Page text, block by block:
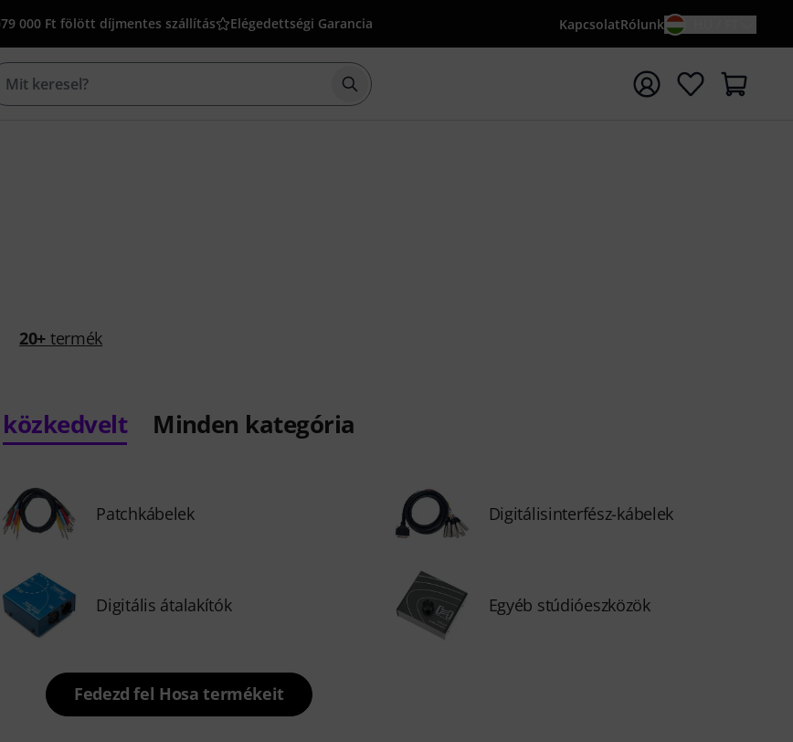
79 000 Ft fölött díjmentes szállítás Elégedettségi Garancia KapcsolatRólunk
Keresés indítása {searchTerm} keresőszóval
20+ termék
közkedvelt Minden kategória
Patchkábelek Digitálisinterfész-kábelek
Digitális átalakítók Egyéb stúdióeszközök
Fedezd fel Hosa termékeit